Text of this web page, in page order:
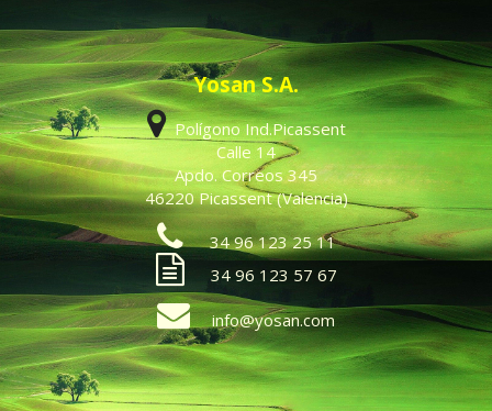
Yosan S.A.
Polígono Ind.Picassent
Calle 14
Apdo. Correos 345
46220 Picassent (Valencia)
34 96 123 25 11
34 96 123 57 67
info@yosan.com